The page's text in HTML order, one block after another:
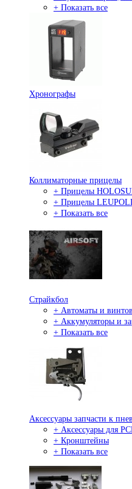
+ Показать все
Хронографы
Коллиматорные прицелы
+ Прицелы
+ Прицелы
+ Показать все
Страйкбол
+ Автоматы и
+ Аккумуляторы и
+ Показать все
Аксессуары запчасти к
+ Аксессуары для
+ Кронштейны
+ Показать все